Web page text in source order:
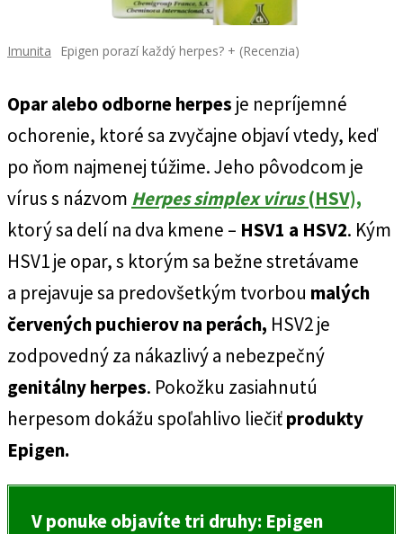
Imunita Epigen porazí každý herpes? + (Recenzia)
Opar alebo odborne herpes je nepríjemné
ochorenie, ktoré sa zvyčajne objaví vtedy, keď
po ňom najmenej túžime. Jeho pôvodcom je
vírus s názvom Herpes simplex virus(HSV),
ktorý sa delí na dva kmene – HSV1 a HSV2. Kým
HSV1 je opar, s ktorým sa bežne stretávame
a prejavuje sa predovšetkým tvorbou malých
červených puchierov na perách, HSV2 je
zodpovedný za nákazlivý a nebezpečný
genitálny herpes. Pokožku zasiahnutú
herpesom dokážu spoľahlivo liečiťprodukty
Epigen.
V ponuke objavíte tri druhy: Epigen